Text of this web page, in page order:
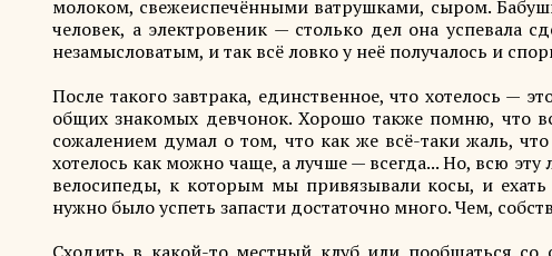
молоком, свежеиспечёнными ватрушками, сыром.
человек, а электровеник — столько дел она успевала
незамысловатым, и так всё ловко у неё получалось и
После такого завтрака, единственное, что хотелось —
общих знакомых девчонок. Хорошо также помню, что
сожалением думал о том, что как же всё-таки жаль,
хотелось как можно чаще, а лучше — всегда... Но, всю
велосипеды, к которым мы привязывали косы, и
нужно было успеть запасти достаточно много. Чем,